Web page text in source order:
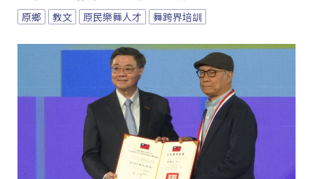
原鄉 教文 原民樂舞人才 舞跨界培訓